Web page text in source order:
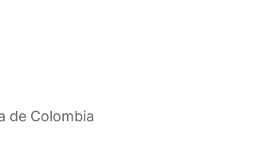
de Colombia